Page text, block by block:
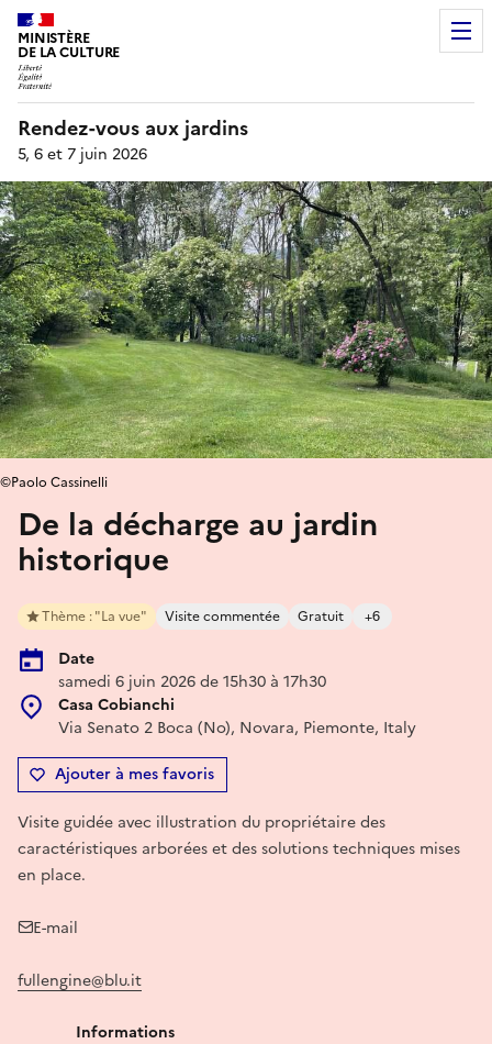
MINISTÈRE
DE LA CULTURE
Rendez-vous aux jardins
5, 6 et 7 juin 2026
De la décharge au jardin
historique
Thème : "La vue" Visite commentée Gratuit +6
Date
samedi 6 juin 2026 de 15h30 à 17h30
Casa Cobianchi
Via Senato 2 Boca (No), Novara, Piemonte, Italy
Ajouter à mes favoris
©Paolo Cassinelli
Visite guidée avec illustration du propriétaire des
caractéristiques arborées et des solutions techniques mises
en place.
E-mail
fullengine@blu.it
Informations